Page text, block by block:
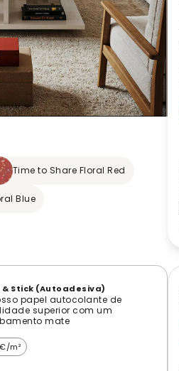
Time to Share Floral Red
Blue
& Stick (Autoadesiva)
papel autocolante de
superior com um
mate
m²